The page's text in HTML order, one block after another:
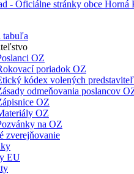
tabuľa
OZ
poriadok OZ
kódex volených
odmeňovania poslancov
OZ
OZ
na OZ
zverejňovanie
EU